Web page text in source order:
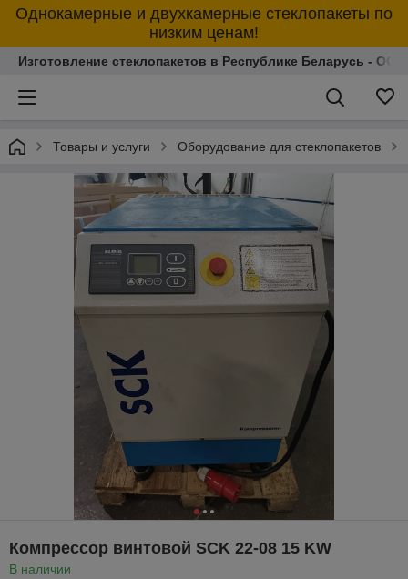
Однокамерные и двухкамерные стеклопакеты по
низким ценам!
Изготовление стеклопакетов в Республике Беларусь -
Товары и услуги Оборудование для стеклопакетов
Компрессор винтовой SCK 22-08 15 KW
В наличии